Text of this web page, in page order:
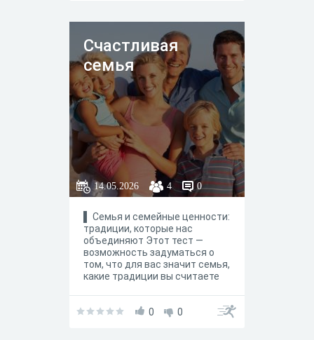
Счастливая
семья
14.05.2026 4 0
▌ Семья и семейные ценности:
традиции, которые нас
объединяют Этот тест —
возможность задуматься о
том, что для вас значит семья,
какие традиции вы считаете
жизнь. Вопросы помогут
0 0